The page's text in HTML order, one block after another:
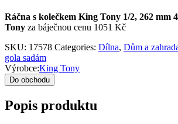
Ráčna s kolečkem King Tony 1/2, 262 mm
Tony za báječnou cenu 1051 Kč
SKU: 17578 Categories: Dílna, Dům a
gola sadám
Výrobce:King Tony
Do obchodu
Popis produktu